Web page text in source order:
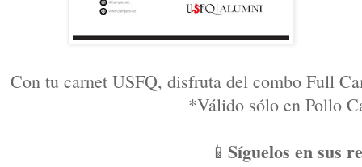
Con tu carnet USFQ, disfruta del combo Full
*Válido sólo en Pollo
📱 Síguelos en sus